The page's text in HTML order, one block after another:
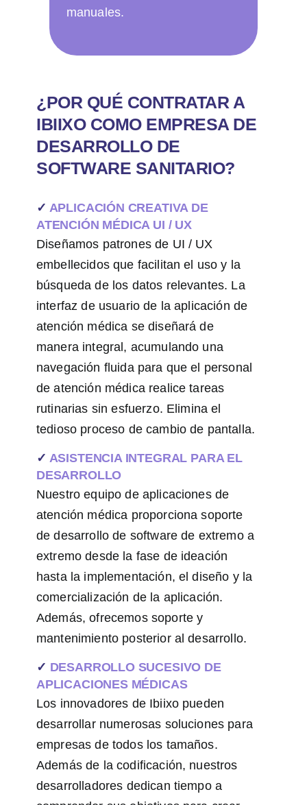
manuales.
¿POR QUÉ CONTRATAR A
IBIIXO COMO EMPRESA DE
DESARROLLO DE
SOFTWARE SANITARIO?
✓ APLICACIÓN CREATIVA DE
ATENCIÓN MÉDICA UI / UX
Diseñamos patrones de UI / UX
embellecidos que facilitan el uso y la
búsqueda de los datos relevantes. La
interfaz de usuario de la aplicación de
atención médica se diseñará de
manera integral, acumulando una
navegación fluida para que el personal
de atención médica realice tareas
rutinarias sin esfuerzo. Elimina el
tedioso proceso de cambio de pantalla.
✓ ASISTENCIA INTEGRAL PARA EL
DESARROLLO
Nuestro equipo de aplicaciones de
atención médica proporciona soporte
de desarrollo de software de extremo a
extremo desde la fase de ideación
hasta la implementación, el diseño y la
comercialización de la aplicación.
Además, ofrecemos soporte y
mantenimiento posterior al desarrollo.
✓ DESARROLLO SUCESIVO DE
APLICACIONES MÉDICAS
Los innovadores de Ibiixo pueden
desarrollar numerosas soluciones para
empresas de todos los tamaños.
Además de la codificación, nuestros
desarrolladores dedican tiempo a